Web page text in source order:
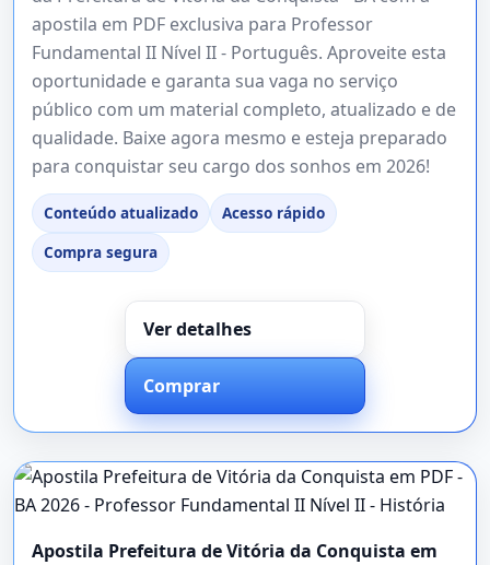
apostila em PDF exclusiva para Professor
Fundamental II Nível II - Português. Aproveite esta
oportunidade e garanta sua vaga no serviço
público com um material completo, atualizado e de
qualidade. Baixe agora mesmo e esteja preparado
para conquistar seu cargo dos sonhos em 2026!
Conteúdo atualizado
Acesso rápido
Compra segura
Ver detalhes
Comprar
Apostila Prefeitura de Vitória da Conquista em